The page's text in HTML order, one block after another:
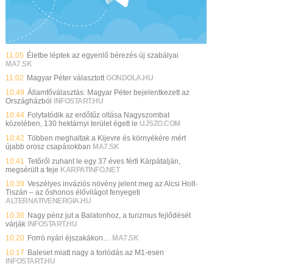
11:05 Életbe léptek az egyenlő bérezés új szabályai
MA7.SK
11:02 Magyar Péter választott GONDOLA.HU
10:49 Államfőválasztás: Magyar Péter bejelentkezett az
Országházból INFOSTART.HU
10:44 Folytatódik az erdőtűz oltása Nagyszombat
közelében, 130 hektárnyi terület égett le UJSZO.COM
10:42 Többen meghaltak a Kijevre és környékére mért
újabb orosz csapásokban MA7.SK
10:41 Tetőről zuhant le egy 37 éves férfi Kárpátalján,
megsérült a feje KARPATINFO.NET
10:39 Veszélyes inváziós növény jelent meg az Alcsi Holt-
Tiszán – az őshonos élővilágot fenyegeti
ALTERNATIVENERGIA.HU
10:36 Nagy pénz jut a Balatonhoz, a turizmus fejlődését
várják INFOSTART.HU
10:20 Forró nyári éjszakákon… MA7.SK
10:17 Baleset miatt nagy a torlódás az M1-esen
INFOSTART.HU